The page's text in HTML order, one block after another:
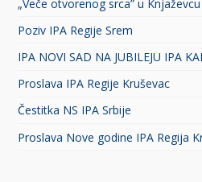
„Veče otvorenog srca” u Knjaževcu
Poziv IPA Regije Srem
IPA NOVI SAD NA JUBILEJU IPA
Proslava IPA Regije Kruševac
Čestitka NS IPA Srbije
Proslava Nove godine IPA Regija